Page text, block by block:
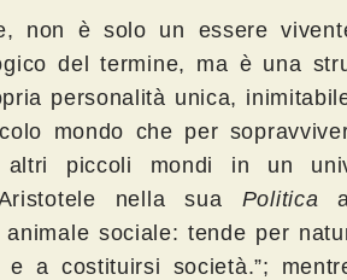
non è solo un essere
del termine, ma è una
personalità unica,
mondo che per
piccoli mondi in un
nella sua Politica
sociale: tende per
a costituirsi società.”;